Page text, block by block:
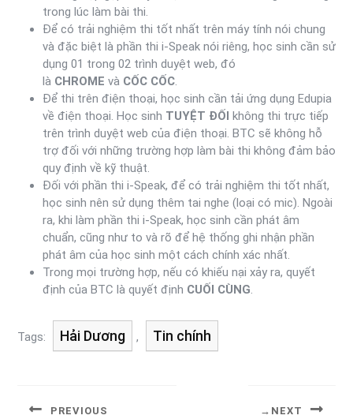
trong lúc làm bài thi.
Để có trải nghiệm thi tốt nhất trên máy tính nói chung
và đặc biệt là phần thi i-Speak nói riêng, học sinh cần sử
dụng 01 trong 02 trình duyệt web, đó
là CHROME và CỐC CỐC.
Để thi trên điện thoại, học sinh cần tải ứng dụng Edupia
về điện thoại. Học sinh TUYỆT ĐỐI không thi trực tiếp
trên trình duyệt web của điện thoại. BTC sẽ không hỗ
trợ đối với những trường hợp làm bài thi không đảm bảo
quy định về kỹ thuật.
Đối với phần thi i-Speak, để có trải nghiệm thi tốt nhất,
học sinh nên sử dụng thêm tai nghe (loại có mic). Ngoài
ra, khi làm phần thi i-Speak, học sinh cần phát âm
chuẩn, cũng như to và rõ để hệ thống ghi nhận phần
phát âm của học sinh một cách chính xác nhất.
Trong mọi trường hợp, nếu có khiếu nại xảy ra, quyết
định của BTC là quyết định CUỐI CÙNG.
Tags: Hải Dương , Tin chính
PREVIOUS NEXT